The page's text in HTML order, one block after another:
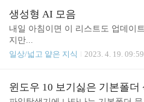
이트를 통해 내 정보가 유출되었는
을 소개해드리겠습니다. 1. 'Have I
엇인가?'Have I Been Pwned?'(Hibp)
한 데이터 유출 사건에서 수집된 이
은 자신의 이메일 주소를 입력해 해
적이 있는지 확인할 수 있습니다.2.
생성형 AI 모음
내일 아침이면 이 리스트도 업데이
지만...
일상/넓고 얕은 지식
2023. 4. 19. 09:59
윈도우 10 보기싫은 기본폴더